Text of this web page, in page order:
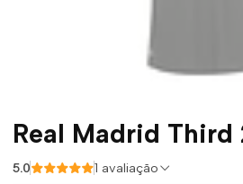
Real Madrid Third
5.0 1 avaliação